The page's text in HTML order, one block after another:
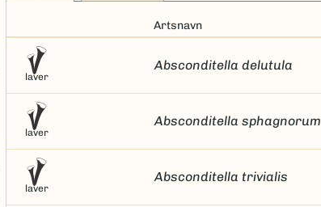
Artsnavn
laver
Absconditella delutula
laver
Absconditella sphagnorum
laver
Absconditella trivialis